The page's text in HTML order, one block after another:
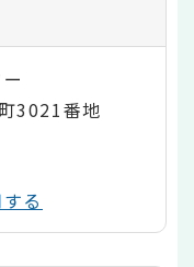
3021番地
る